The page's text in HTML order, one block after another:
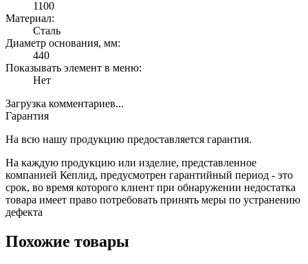
1100
Материал:
Сталь
Диаметр основания, мм:
440
Показывать элемент в меню:
Нет
Загрузка комментариев...
Гарантия
На всю нашу продукцию предоставляется гарантия.
На каждую продукцию или изделие, представленное
компанией Кеплид, предусмотрен гарантийный период - это
срок, во время которого клиент при обнаружении недостатка
товара имеет право потребовать принять меры по устранению
дефекта
Похожие товары